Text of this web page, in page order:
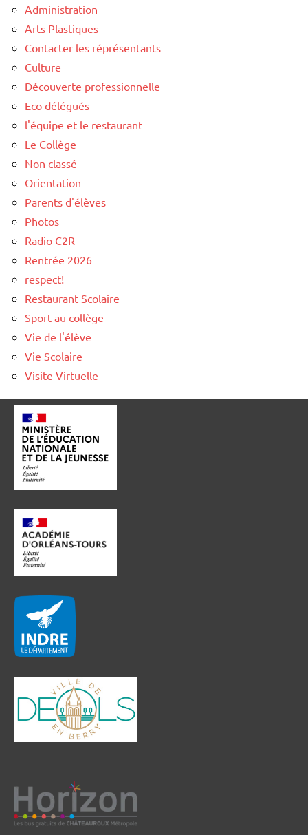
Administration
Arts Plastiques
Contacter les réprésentants
Culture
Découverte professionnelle
Eco délégués
l'équipe et le restaurant
Le Collège
Non classé
Orientation
Parents d'élèves
Photos
Radio C2R
Rentrée 2026
respect!
Restaurant Scolaire
Sport au collège
Vie de l'élève
Vie Scolaire
Visite Virtuelle